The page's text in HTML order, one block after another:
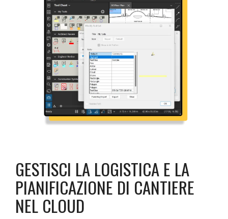
GESTISCI LA LOGISTICA E LA
PIANIFICAZIONE DI CANTIERE
NEL CLOUD